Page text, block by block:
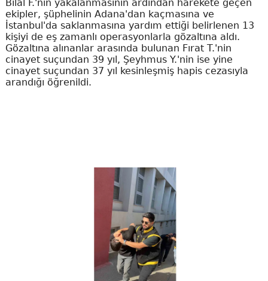
Bilal F.'nin yakalanmasının ardından harekete geçen
ekipler, şüphelinin Adana'dan kaçmasına ve
İstanbul'da saklanmasına yardım ettiği belirlenen 13
kişiyi de eş zamanlı operasyonlarla gözaltına aldı.
Gözaltına alınanlar arasında bulunan Fırat T.'nin
cinayet suçundan 39 yıl, Şeyhmus Y.'nin ise yine
cinayet suçundan 37 yıl kesinleşmiş hapis cezasıyla
arandığı öğrenildi.